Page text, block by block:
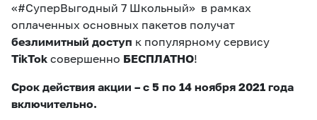
«#СуперВыгодный 7 Школьный» в рамках
оплаченных основных пакетов получат
безлимитный доступ к популярному сервису
TikTok совершенно БЕСПЛАТНО!
Срок действия акции – с 5 по 14 ноября 2021 года
включительно.